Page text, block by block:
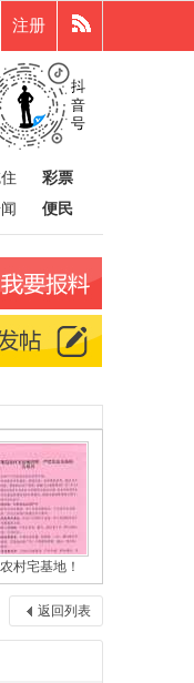
注册
彩票
便民
村宅基地！
返回列表